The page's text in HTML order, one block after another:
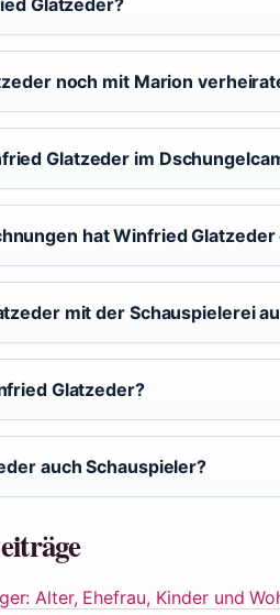
noch mit Marion
Glatzeder im
hat Winfried
mit der Schauspielerei
Glatzeder?
auch Schauspieler?
Alter, Ehefrau, Kinder und